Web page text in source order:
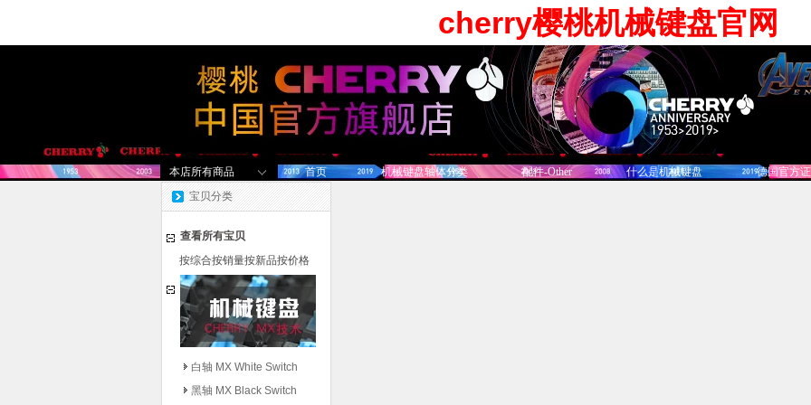
cherry樱桃机械键盘官网
本店所有商品 首页 机械键盘轴体分类 配件-Other 什么是机械键盘
德国官方
宝贝分类
查看所有宝贝
按综合按销量按新品按价格
白轴 MX White Switch
黑轴 MX Black Switch